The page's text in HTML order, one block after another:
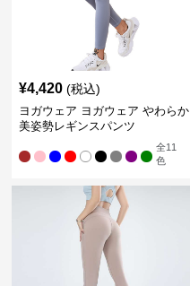
¥4,420 (税込)
ヨガウェア ヨガウェア やわらか
美姿勢レギンスパンツ
全11
色